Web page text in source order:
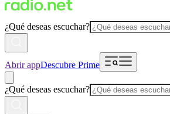
¿Qué deseas escuchar?
Abrir appDescubre Prime
¿Qué deseas escuchar?